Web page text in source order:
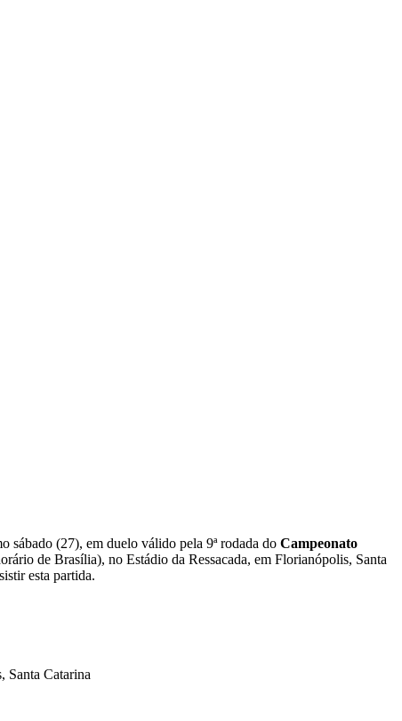
sábado (27), em duelo válido pela 9ª rodada do Campeonato
de Brasília), no Estádio da Ressacada, em Florianópolis, Santa
esta partida.
Santa Catarina